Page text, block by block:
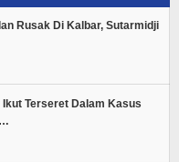
Rusak Di Kalbar, Sutarmidji
Terseret Dalam Kasus